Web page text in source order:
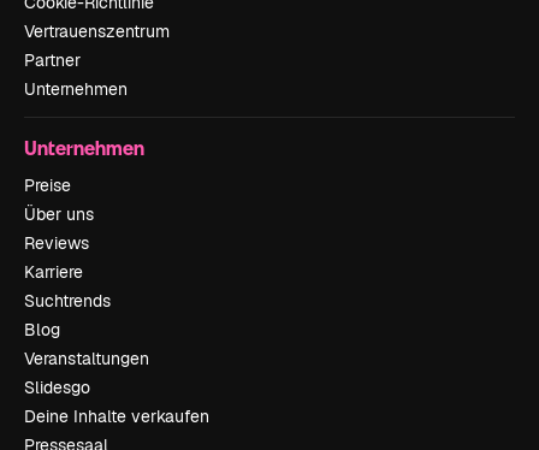
Vertrauenszentrum
Partner
Unternehmen
Unternehmen
Preise
Über uns
Reviews
Karriere
Suchtrends
Blog
Veranstaltungen
Slidesgo
Deine Inhalte verkaufen
Pressesaal